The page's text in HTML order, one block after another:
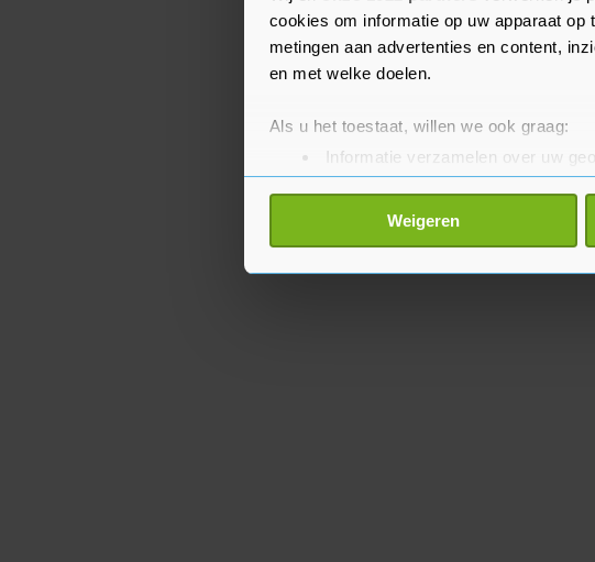
cookies om informatie op uw apparaat
metingen aan advertenties en content,
en met welke doelen.
Als u het toestaat, willen we ook graag:
Informatie verzamelen over uw
Uw apparaat identificeren door
Lees meer over hoe uw persoonlijke
toestemming op elk moment wijzigen of
Weigeren
een strafzaak die ging over de
rivaliserende rapper.